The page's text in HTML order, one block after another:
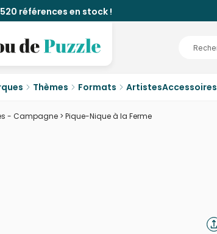
références en stock !
Thèmes Formats ArtistesAccessoires
- Campagne > Pique-Nique à la Ferme